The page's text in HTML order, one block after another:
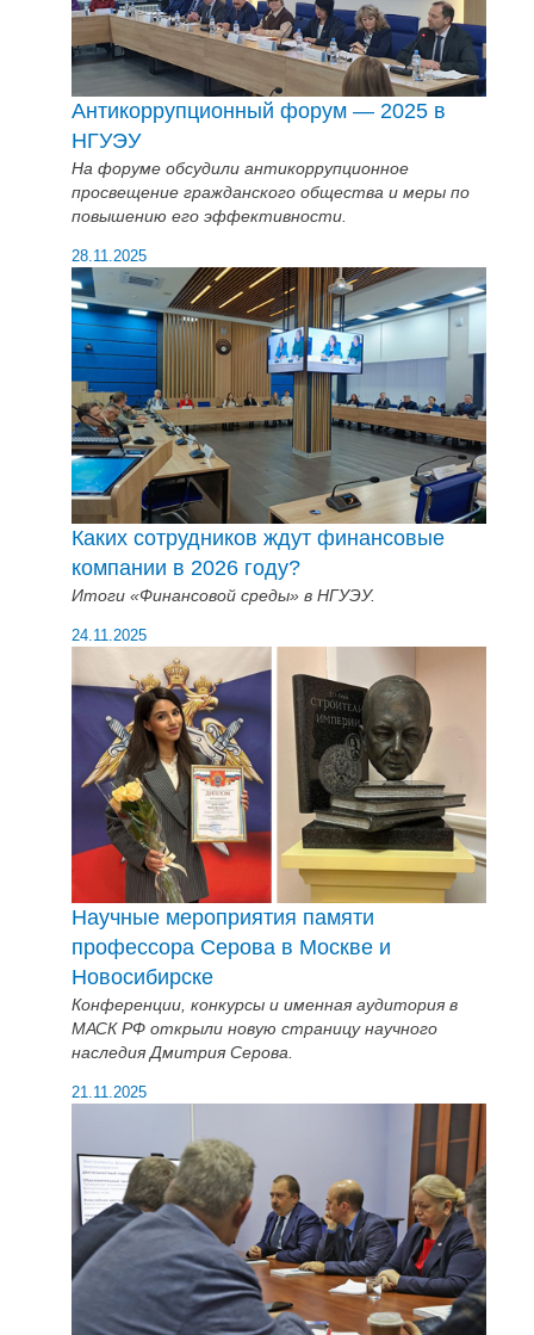
Антикоррупционный форум — 2025 в
НГУЭУ
На форуме обсудили антикоррупционное
просвещение гражданского общества и меры по
повышению его эффективности.
28.11.2025
Каких сотрудников ждут финансовые
компании в 2026 году?
Итоги «Финансовой среды» в НГУЭУ.
24.11.2025
Научные мероприятия памяти
профессора Серова в Москве и
Новосибирске
Конференции, конкурсы и именная аудитория в
МАСК РФ открыли новую страницу научного
наследия Дмитрия Серова.
21.11.2025